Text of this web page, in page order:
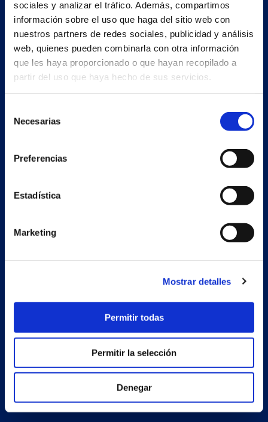
sociales y analizar el tráfico. Además, compartimos
información sobre el uso que haga del sitio web con
nuestros partners de redes sociales, publicidad y análisis
web, quienes pueden combinarla con otra información
que les haya proporcionado o que hayan recopilado a
partir del uso que haya hecho de sus servicios.
Necesarias
Preferencias
Estadística
Marketing
Mostrar detalles
Permitir todas
Permitir la selección
Denegar
Estrada Porto Cabeiro, 68
Pontevedra - España
Trabaja con nosotros